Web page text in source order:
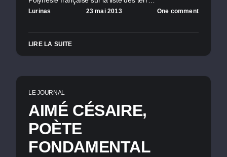
Lurinas 23 mai 2013 One comment
LIRE LA SUITE
LE JOURNAL
AIMÉ CÉSAIRE,
POÈTE
FONDAMENTAL